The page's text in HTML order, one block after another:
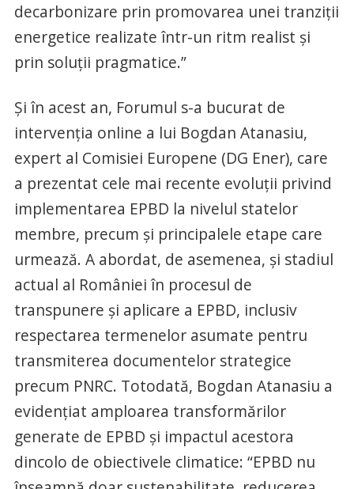
decarbonizare prin promovarea unei tranziții
energetice realizate într-un ritm realist și
prin soluții pragmatice.”
Și în acest an, Forumul s-a bucurat de
intervenția online a lui Bogdan Atanasiu,
expert al Comisiei Europene (DG Ener), care
a prezentat cele mai recente evoluții privind
implementarea EPBD la nivelul statelor
membre, precum și principalele etape care
urmează. A abordat, de asemenea, și stadiul
actual al României în procesul de
transpunere și aplicare a EPBD, inclusiv
respectarea termenelor asumate pentru
transmiterea documentelor strategice
precum PNRC. Totodată, Bogdan Atanasiu a
evidențiat amploarea transformărilor
generate de EPBD și impactul acestora
dincolo de obiectivele climatice: “EPBD nu